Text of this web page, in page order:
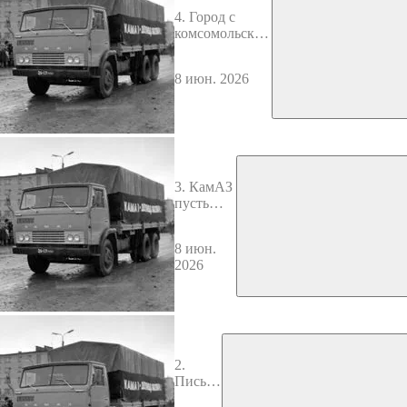
4. Город с
комсомольским
8 июн. 2026
3. КамАЗ
пусть
8 июн.
2026
2.
Письма